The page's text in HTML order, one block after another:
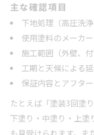
主な確認項目
下地処理（高圧洗
使用塗料のメーカ
施工範囲（外壁、
工期と天候による
保証内容とアフタ
たとえば「塗装3回塗
下塗り・中塗り・上塗